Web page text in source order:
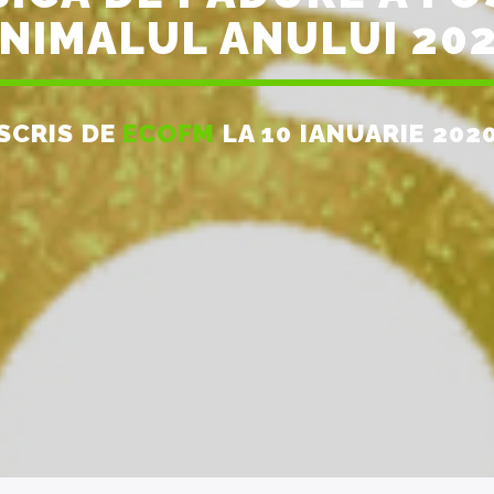
ANULUI
DE ECOFMLA 10 IANUARIE